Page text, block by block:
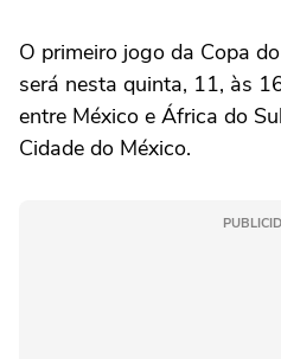
O primeiro jogo da Copa
será nesta quinta, 11, às
entre México e África do
Cidade do México.